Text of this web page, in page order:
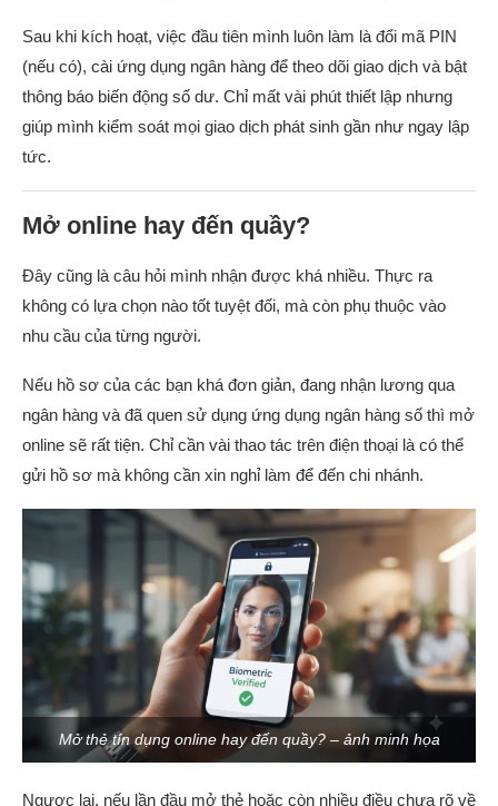
Sau khi kích hoạt, việc đầu tiên mình luôn làm là đổi mã PIN
(nếu có), cài ứng dụng ngân hàng để theo dõi giao dịch và bật
thông báo biến động số dư. Chỉ mất vài phút thiết lập nhưng
giúp mình kiểm soát mọi giao dịch phát sinh gần như ngay lập
tức.
Mở online hay đến quầy?
Đây cũng là câu hỏi mình nhận được khá nhiều. Thực ra
không có lựa chọn nào tốt tuyệt đối, mà còn phụ thuộc vào
nhu cầu của từng người.
Nếu hồ sơ của các bạn khá đơn giản, đang nhận lương qua
ngân hàng và đã quen sử dụng ứng dụng ngân hàng số thì mở
online sẽ rất tiện. Chỉ cần vài thao tác trên điện thoại là có thể
gửi hồ sơ mà không cần xin nghỉ làm để đến chi nhánh.
Mở thẻ tín dụng online hay đến quầy? – ảnh minh họa
Ngược lại, nếu lần đầu mở thẻ hoặc còn nhiều điều chưa rõ về